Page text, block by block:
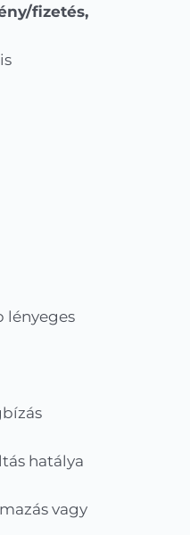
fizetés,
lényeges
hatálya
vagy